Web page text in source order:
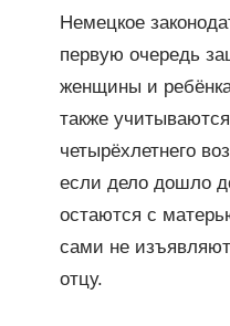
Немецкое
первую очередь
женщины и
также
четырёхлетнего
если дело дошло
остаются с
сами не
отцу.